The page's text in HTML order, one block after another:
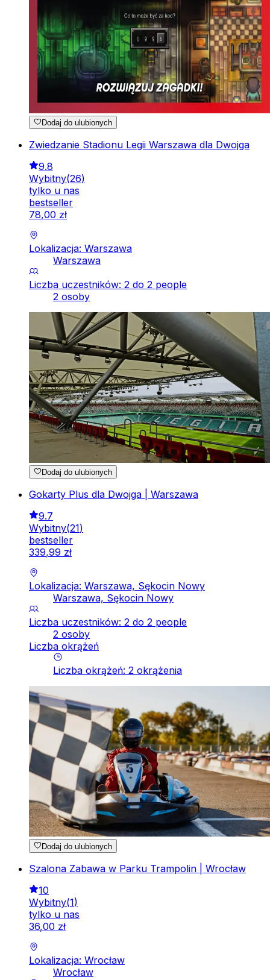
Dodaj do ulubionych
Zwiedzanie Stadionu Legii Warszawa dla Dwojga
9.8
Wybitny(26)
tylko u nas
bestseller
78,00 zł
Lokalizacja: Warszawa
Warszawa
Liczba uczestników: 2 do 2 people
2 osoby
Dodaj do ulubionych
Gokarty Plus dla Dwojga | Warszawa
9.7
Wybitny(21)
bestseller
339,99 zł
Lokalizacja: Warszawa, Sękocin Nowy
Warszawa, Sękocin Nowy
Liczba uczestników: 2 do 2 people
2 osoby
Liczba okrążeń
Liczba okrążeń: 2 okrążenia
Dodaj do ulubionych
Szalona Zabawa w Parku Trampolin | Wrocław
10
Wybitny(1)
tylko u nas
36,00 zł
Lokalizacja: Wrocław
Wrocław